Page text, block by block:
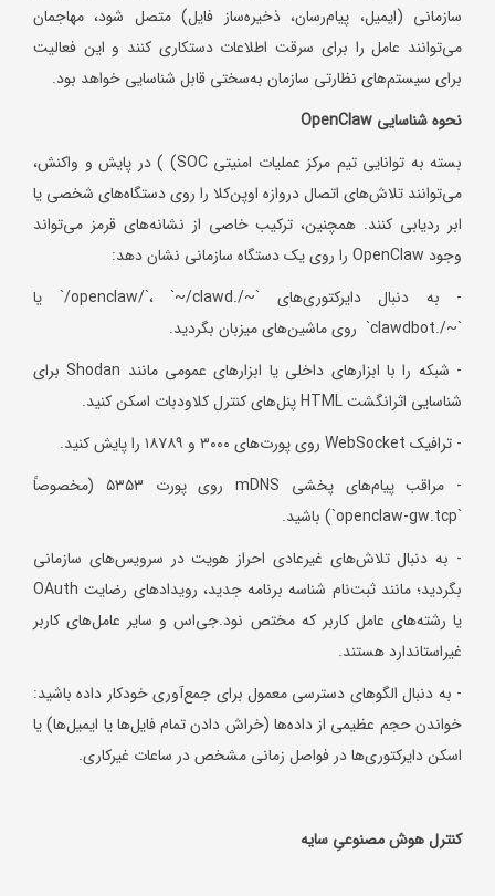
سازمانی (ایمیل، پیام‌رسان، ذخیره‌ساز فایل) متصل شود، مهاجمان
می‌توانند عامل را برای سرقت اطلاعات دستکاری کنند و این فعالیت
برای سیستم‌های نظارتی سازمان به‌سختی قابل شناسایی خواهد بود.
نحوه شناسایی OpenClaw
بسته به توانایی تیم مرکز عملیات امنیتی SOC) ) در پایش و واکنش،
می‌توانند تلاش‌های اتصال دروازه اوپن‌کلا را روی دستگاه‌های شخصی یا
ابر ردیابی کنند. همچنین، ترکیب خاصی از نشانه‌های قرمز می‌تواند
وجود OpenClaw را روی یک دستگاه سازمانی نشان دهد:
- به دنبال دایرکتوری‌های `~/.openclaw/`، `~/clawd/` یا
`~/.clawdbot` روی ماشین‌های میزبان بگردید.
- شبکه را با ابزارهای داخلی یا ابزارهای عمومی مانند Shodan برای
شناسایی اثرانگشت HTML پنل‌های کنترل کلاودبات اسکن کنید.
- ترافیک WebSocket روی پورت‌های ۳۰۰۰ و ۱۸۷۸۹ را پایش کنید.
- مراقب پیام‌های پخشی mDNS روی پورت ۵۳۵۳ (مخصوصاً
`openclaw-gw.tcp`) باشید.
- به دنبال تلاش‌های غیرعادی احراز هویت در سرویس‌های سازمانی
بگردید؛ مانند ثبت‌نام شناسه برنامه جدید، رویدادهای رضایت OAuth
یا رشته‌های عامل کاربر که مختص نود.جی‌اس و سایر عامل‌های کاربر
غیراستاندارد هستند.
- به دنبال الگوهای دسترسی معمول برای جمع‌آوری خودکار داده باشید:
خواندن حجم عظیمی از داده‌ها (خراش دادن تمام فایل‌ها یا ایمیل‌ها) یا
اسکن دایرکتوری‌ها در فواصل زمانی مشخص در ساعات غیرکاری.
کنترل هوش مصنوعیِ سایه